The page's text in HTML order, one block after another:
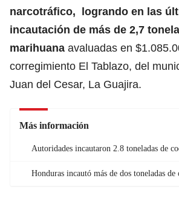
narcotráfico, logrando en las
incautación de más de 2,7
marihuana avaluadas en
corregimiento El Tablazo, del
Juan del Cesar, La Guajira.
Más información
Autoridades incautaron 2.8 toneladas de
Honduras incautó más de dos toneladas